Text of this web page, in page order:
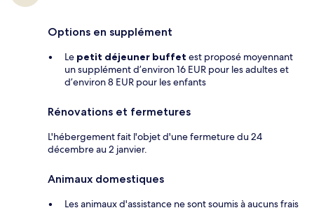
Options en supplément
Le petit déjeuner buffet est proposé moyennant
un supplément d’environ 16 EUR pour les adultes et
d’environ 8 EUR pour les enfants
Rénovations et fermetures
L'hébergement fait l'objet d'une fermeture du 24
décembre au 2 janvier.
Animaux domestiques
Les animaux d'assistance ne sont soumis à aucuns frais